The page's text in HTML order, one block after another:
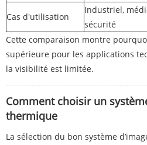
Cas d'utilisation
Industriel,
sécurité
Cette comparaison montre
supérieure pour les applications
la visibilité est limitée.
Comment choisir un
thermique
La sélection du bon système